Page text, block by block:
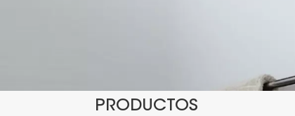
PRODUCTOS